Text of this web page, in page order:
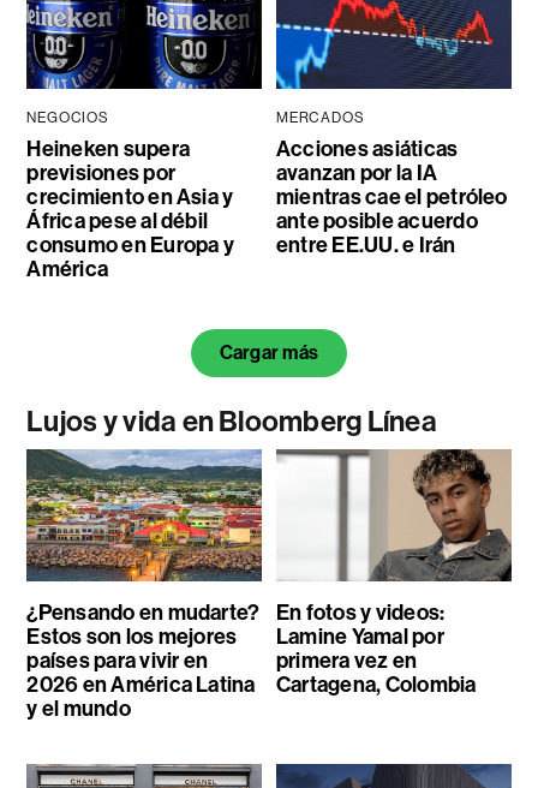
NEGOCIOS
Heineken supera
previsiones por
crecimiento en Asia y
África pese al débil
consumo en Europa y
América
MERCADOS
Acciones asiáticas
avanzan por la IA
mientras cae el petróleo
ante posible acuerdo
entre EE.UU. e Irán
Cargar más
Lujos y vida en Bloomberg Línea
¿Pensando en mudarte?
Estos son los mejores
países para vivir en
2026 en América Latina
y el mundo
En fotos y videos:
Lamine Yamal por
primera vez en
Cartagena, Colombia